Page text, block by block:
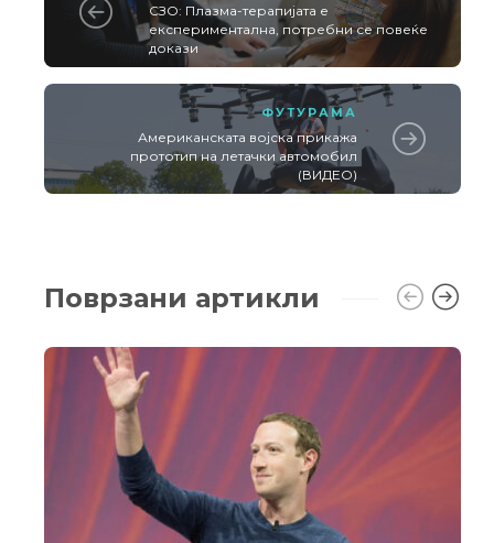
СЗО: Плазма-терапијата е
експериментална, потребни се повеќе
докази
ФУТУРАМА
Американската војска прикажа
прототип на летачки автомобил
(ВИДЕО)
Поврзани артикли